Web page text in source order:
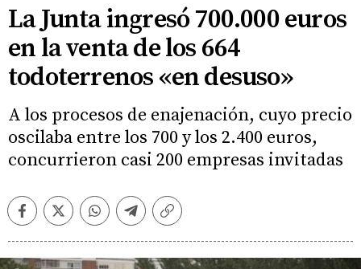
La Junta ingresó 700.000 euros
en la venta de los 664
todoterrenos «en desuso»
A los procesos de enajenación, cuyo precio
oscilaba entre los 700 y los 2.400 euros,
concurrieron casi 200 empresas invitadas
FacebookTwitterWhatsappTelegramCopiar